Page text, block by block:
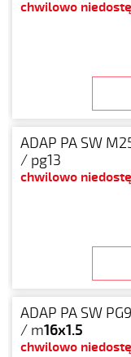
chwilowo
ADAP PA SW
/ pg13
chwilowo
ADAP PA SW
/ m16x1.5
chwilowo